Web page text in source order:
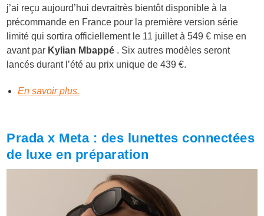
j’ai reçu aujourd’hui devraitrès bientôt disponible à la
précommande en France pour la première version série
limité qui sortira officiellement le 11 juillet à 549 € mise en
avant par Kylian Mbappé . Six autres modèles seront
lancés durant l’été au prix unique de 439 €.
En savoir plus.
Prada x Meta : des lunettes connectées
de luxe en préparation